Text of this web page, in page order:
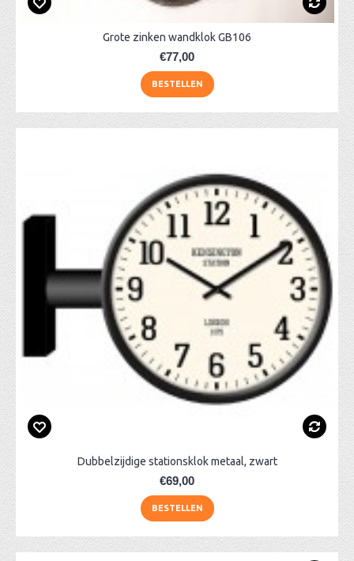
Grote zinken wandklok GB106
€77,00
BESTELLEN
Dubbelzijdige stationsklok metaal, zwart
€69,00
BESTELLEN